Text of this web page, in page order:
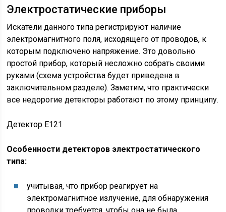
Электростатические приборы
Искатели данного типа регистрируют наличие
электромагнитного поля, исходящего от проводов, к
которым подключено напряжение. Это довольно
простой прибор, который несложно собрать своими
руками (схема устройства будет приведена в
заключительном разделе). Заметим, что практически
все недорогие детекторы работают по этому принципу.
Детектор Е121
Особенности детекторов электростатического
типа:
учитывая, что прибор реагирует на
электромагнитное излучение, для обнаружения